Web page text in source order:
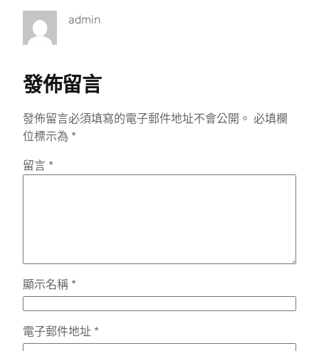
admin
發佈留言
發佈留言必須填寫的電子郵件地址不會公開。 必填欄
位標示為 *
留言 *
顯示名稱 *
電子郵件地址 *